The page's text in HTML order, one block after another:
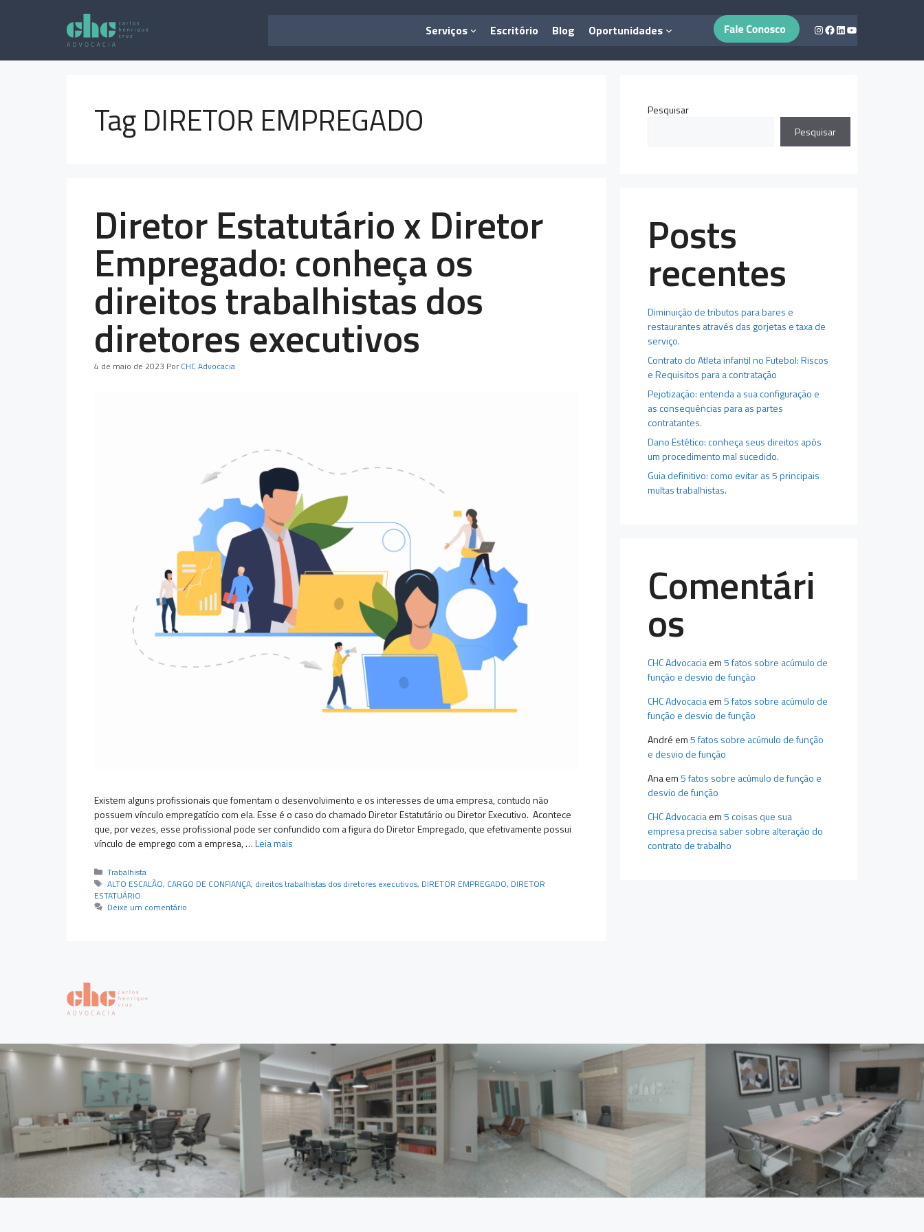
Serviços Escritório Blog Oportunidades Instagram
Facebook
LinkedIn
Youtube
Tag DIRETOR EMPREGADO
Diretor Estatutário x Diretor
Empregado: conheça os
direitos trabalhistas dos
diretores executivos
4 de maio de 2023 Por CHC Advocacia
Existem alguns profissionais que fomentam o desenvolvimento e os interesses de uma empresa, contudo não
possuem vínculo empregatício com ela. Esse é o caso do chamado Diretor Estatutário ou Diretor Executivo. Acontece
que, por vezes, esse profissional pode ser confundido com a figura do Diretor Empregado, que efetivamente possui
vínculo de emprego com a empresa, …Leia mais
Categorias
Trabalhista
Tags
ALTO ESCALÃO, CARGO DE CONFIANÇA, direitos trabalhistas dos diretores executivos, DIRETOR EMPREGADO, DIRETOR
ESTATUÁRIO
Deixe um comentário
Pesquisar
Pesquisar
Posts
recentes
Diminuição de tributos para bares e
restaurantes através das gorjetas e taxa de
serviço.
Contrato do Atleta infantil no Futebol: Riscos
e Requisitos para a contratação
Pejotização: entenda a sua configuração e
as consequências para as partes
contratantes.
Dano Estético: conheça seus direitos após
um procedimento mal sucedido.
Guia definitivo: como evitar as 5 principais
multas trabalhistas.
Comentári
os
CHC Advocaciaem5 fatos sobre acúmulo de
função e desvio de função
CHC Advocaciaem5 fatos sobre acúmulo de
função e desvio de função
André em5 fatos sobre acúmulo de função
e desvio de função
Anaem5 fatos sobre acúmulo de função e
desvio de função
CHC Advocaciaem5 coisas que sua
empresa precisa saber sobre alteração do
contrato de trabalho